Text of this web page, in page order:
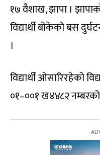
१७ वैशाख, झापा ।
विद्यार्थी बोकेको बस
।
विद्यार्थी ओसारिरहेको
०१–००१ ख४४८२